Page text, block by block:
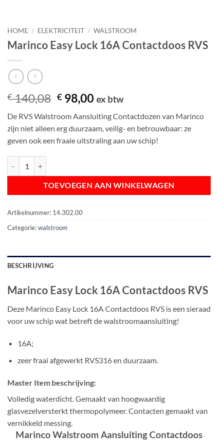
HOME / ELEKTRICITEIT / WALSTROOM
Marinco Easy Lock 16A Contactdoos RVS
€140,08 Oorspronkelijke
prijs
was:
€ 140,08.
€ 98,00Huidige
is:
€ 98,00.
ex btw
De RVS Walstroom Aansluiting Contactdozen van Marinco
zijn niet alleen erg duurzaam, veilig- en betrouwbaar: ze
geven ook een fraaie uitstraling aan uw schip!
TOEVOEGEN AAN WINKELWAGEN
Artikelnummer: 14.302.00
Categorie:walstroom
BESCHRIJVING
Marinco Easy Lock 16A Contactdoos RVS
Deze Marinco Easy Lock 16A Contactdoos RVS is een sieraad
voor uw schip wat betreft de walstroomaansluiting!
16A;
zeer fraai afgewerkt RVS316 en duurzaam.
Master Item beschrijving:
Volledig waterdicht. Gemaakt van hoogwaardig
glasvezelversterkt thermopolymeer. Contacten gemaakt van
vernikkeld messing.
Marinco Walstroom Aansluiting Contactdoos